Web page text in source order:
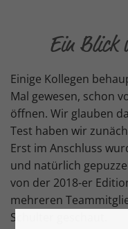
Ein Blick
Einige Kollegen
Mal gewesen, schon
öffnen. Wir glauben
Test haben wir
Erst im Anschluss
und natürlich
von der 2018-er
mehreren
Schulter geschaut.